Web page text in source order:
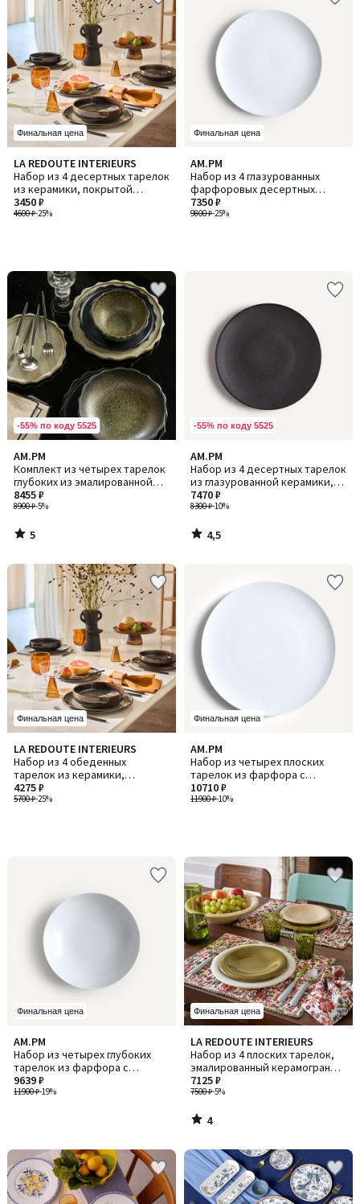
Финальная цена
LA REDOUTE INTERIEURS
Набор из 4 десертных тарелок
из керамики, покрытой
глазурованной эмалью с
отражающим эффектом, Zuka
4600 ₽-25%
3450 ₽
Финальная цена
AM.PM
Набор из 4 глазурованных
фарфоровых десертных
тарелок, RILKA / РИЛКА
9800 ₽-25%
7350 ₽
-55% по коду 5525
AM.PM
Комплект из четырех тарелок
глубоких из эмалированной
керамики, Arigato / Аригато
8900 ₽-5%
8455 ₽
5
/
5
5
/
-55% по коду 5525
AM.PM
Набор из 4 десертных тарелок
из глазурованной керамики,
Kanso / Кансо
8300 ₽-10%
7470 ₽
4,5
/ 5
4,5
/
Финальная цена
LA REDOUTE INTERIEURS
Набор из 4 обеденных
тарелок из керамики,
покрытой глазурованной
эмалью с отражающим
5700 ₽-25%
4275 ₽
Финальная цена
AM.PM
Набор из четырех плоских
тарелок из фарфора с
эффектом крапинок, RILKA /
РИЛКА
11900 ₽-10%
10710 ₽
Финальная цена
AM.PM
Набор из четырех глубоких
тарелок из фарфора с
эффектом крапинок, RILKA /
РИЛКА
11900 ₽-19%
9639 ₽
Финальная цена
LA REDOUTE INTERIEURS
Набор из 4 плоских тарелок,
эмалированный керамогранит,
Toria / Ториа
7500 ₽-5%
7125 ₽
4
/
5
4
/